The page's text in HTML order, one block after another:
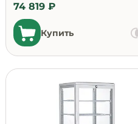
74 819 ₽
Купить